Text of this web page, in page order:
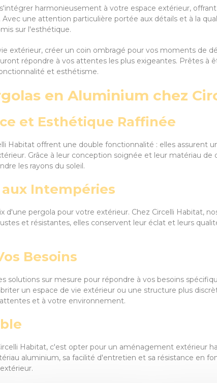
harmonieusement à votre espace extérieur,
une attention particulière portée aux détails et à la
sur l'esthétique.
extérieur, créer un coin ombragé pour vos moments de
répondre à vos attentes les plus exigeantes. Prêtes à
et esthétisme.
en Aluminium chez
et Esthétique Raffinée
Habitat offrent une double fonctionnalité : elles assurent
Grâce à leur conception soignée et leur matériau
les rayons du soleil.
Intempéries
d'une pergola pour votre extérieur. Chez Circelli Habitat,
et résistantes, elles conservent leur éclat et leurs
Besoins
solutions sur mesure pour répondre à vos besoins
un espace de vie extérieur ou une structure plus
et à votre environnement.
Habitat, c'est opter pour un aménagement extérieur
aluminium, sa facilité d'entretien et sa résistance en